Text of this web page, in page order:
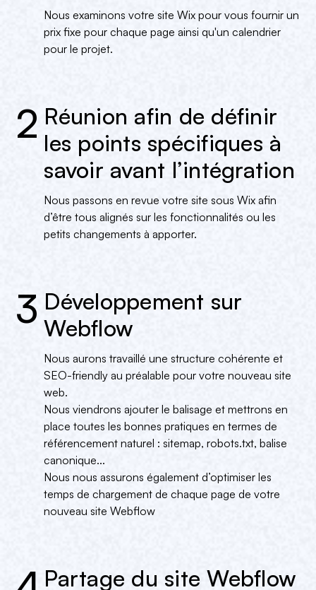
Nous examinons votre site Wix pour vous fournir un
prix fixe pour chaque page ainsi qu'un calendrier
pour le projet.
2 Réunion afin de définir
les points spécifiques à
savoir avant l’intégration
Nous passons en revue votre site sous Wix afin
d’être tous alignés sur les fonctionnalités ou les
petits changements à apporter.
3 Développement sur
Webflow
Nous aurons travaillé une structure cohérente et
SEO-friendly au préalable pour votre nouveau site
web.
Nous viendrons ajouter le balisage et mettrons en
place toutes les bonnes pratiques en termes de
référencement naturel : sitemap, robots.txt, balise
canonique...
Nous nous assurons également d’optimiser les
temps de chargement de chaque page de votre
nouveau site Webflow
Partage du site Webflow